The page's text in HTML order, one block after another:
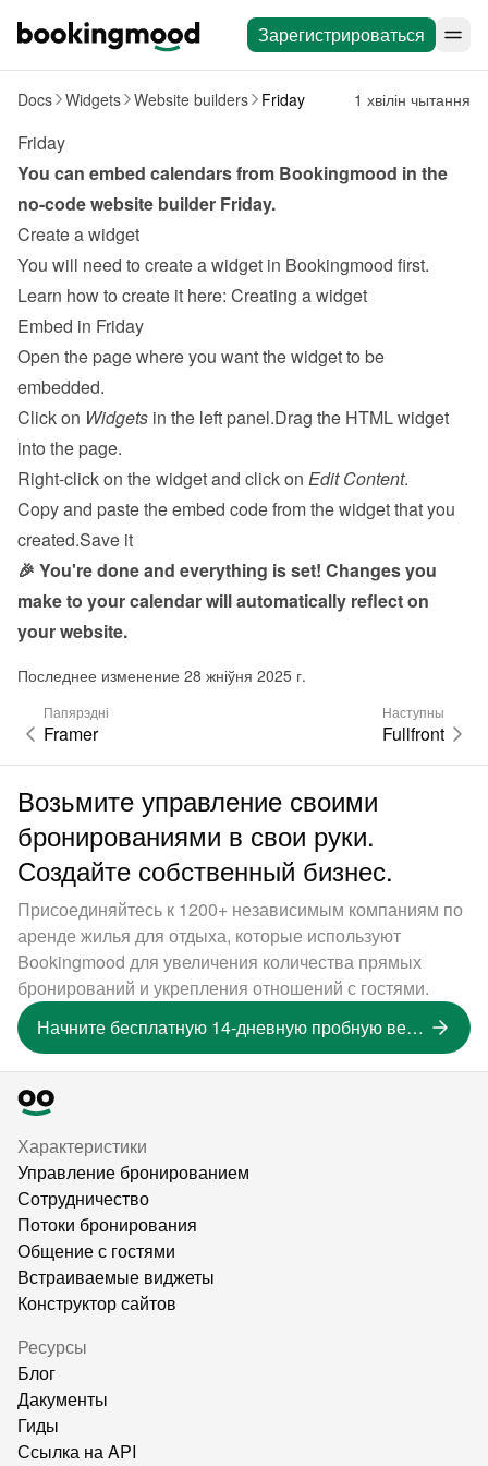
Зарегистрироваться
Docs Widgets Website builders Friday 1 хвілін чытання
Friday
You can embed calendars from Bookingmood in the
no-code website builder Friday.
Create a widget
You will need to create a widget in Bookingmood first.
Learn how to create it here: Creating a widget
Embed in Friday
Open the page where you want the widget to be
embedded.
Click on Widgets in the left panel.Drag the HTML widget
into the page.
Right-click on the widget and click on Edit Content.
Copy and paste the embed code from the widget that you
created.Save it
🎉 You're done and everything is set! Changes you
make to your calendar will automatically reflect on
your website.
Последнее изменение 28 жніўня 2025 г.
Папярэдні
Framer
Наступны
Fullfront
Возьмите управление своими
бронированиями в свои руки.
Создайте собственный бизнес.
Присоединяйтесь к 1200+ независимым компаниям по
аренде жилья для отдыха, которые используют
Bookingmood для увеличения количества прямых
бронирований и укрепления отношений с гостями.
Начните бесплатную 14-дневную пробную версию
Характеристики
Управление бронированием
Сотрудничество
Потоки бронирования
Общение с гостями
Встраиваемые виджеты
Конструктор сайтов
Ресурсы
Блог
Дакументы
Гиды
Ссылка на API